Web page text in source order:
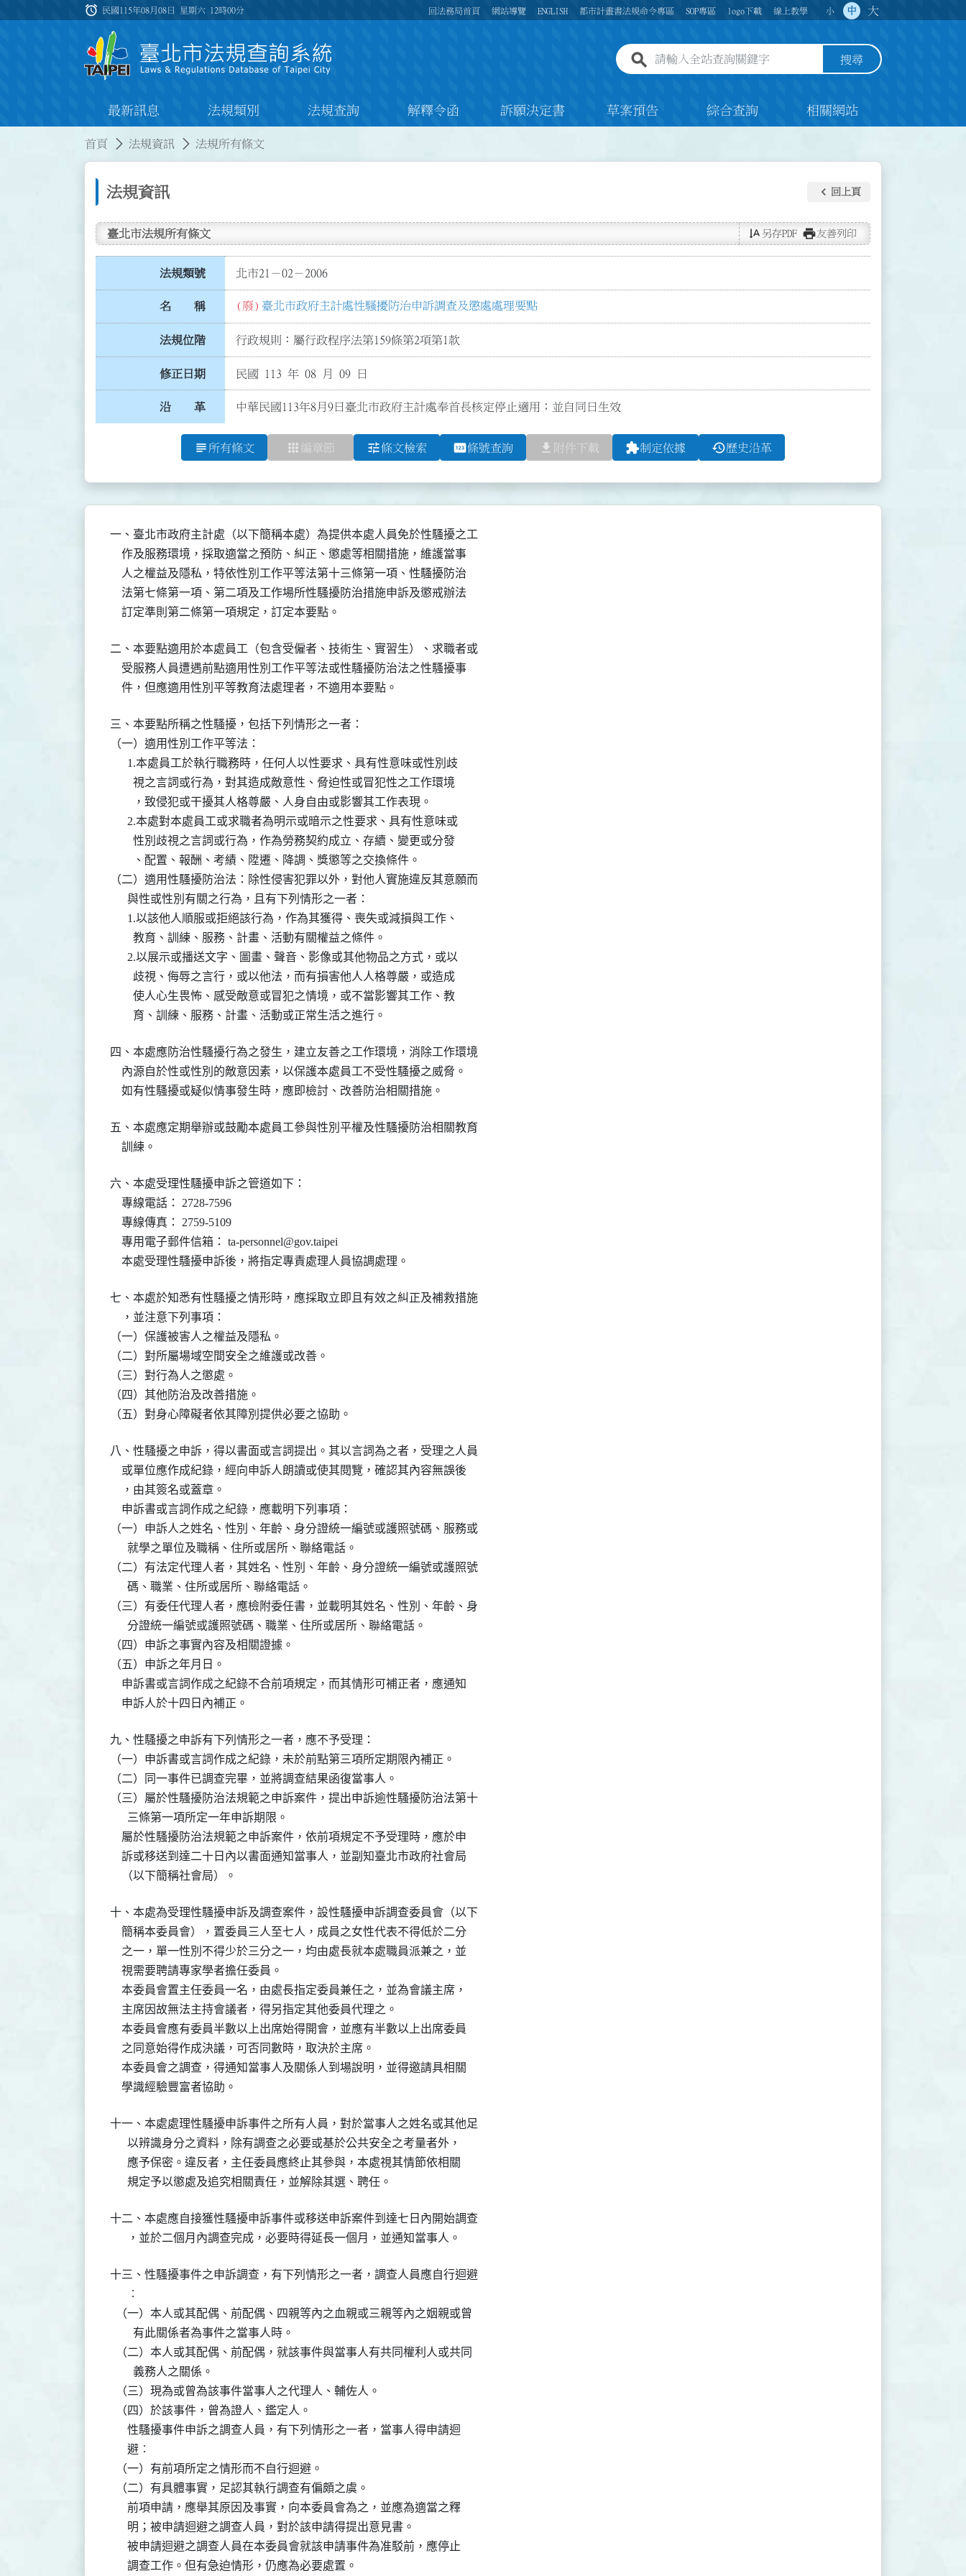
:::
alarm 民國115年08月08日 星期六 12時00分 回法務局首頁 網站導覽 ENGLISH 都市計畫書法規命令專區 SOP專區 logo下載 線上教學 小 中 大
全站查詢關鍵字欄位 搜尋
最新訊息 法規類別 法規查詢 解釋令函 訴願決定書 草案預告 綜合查詢 相關網站
首頁 法規資訊 法規所有條文
法規資訊 keyboard_arrow_left 回上頁
臺北市法規所有條文 text_rotate_vertical 另存PDF print友善列印
法規類號 北市21－02－2006
名 稱 (廢) 臺北市政府主計處性騷擾防治申訴調查及懲處處理要點
法規位階 行政規則：屬行政程序法第159條第2項第1款
修正日期 民國 113 年 08 月 09 日
沿 革 中華民國113年8月9日臺北市政府主計處奉首長核定停止適用；並自同日生效
subject 所有條文 apps 編章節 tune條文檢索 pin條號查詢 file_download 附件下載 extension制定依據 history歷史沿革
一、臺北市政府主計處（以下簡稱本處）為提供本處人員免於性騷擾之工
    作及服務環境，採取適當之預防、糾正、懲處等相關措施，維護當事
    人之權益及隱私，特依性別工作平等法第十三條第一項、性騷擾防治
    法第七條第一項、第二項及工作場所性騷擾防治措施申訴及懲戒辦法
    訂定準則第二條第一項規定，訂定本要點。
二、本要點適用於本處員工（包含受僱者、技術生、實習生）、求職者或
    受服務人員遭遇前點適用性別工作平等法或性騷擾防治法之性騷擾事
    件，但應適用性別平等教育法處理者，不適用本要點。
三、本要點所稱之性騷擾，包括下列情形之一者：
（一）適用性別工作平等法：
      1.本處員工於執行職務時，任何人以性要求、具有性意味或性別歧
        視之言詞或行為，對其造成敵意性、脅迫性或冒犯性之工作環境
        ，致侵犯或干擾其人格尊嚴、人身自由或影響其工作表現。
      2.本處對本處員工或求職者為明示或暗示之性要求、具有性意味或
        性別歧視之言詞或行為，作為勞務契約成立、存續、變更或分發
        、配置、報酬、考績、陞遷、降調、獎懲等之交換條件。
（二）適用性騷擾防治法：除性侵害犯罪以外，對他人實施違反其意願而
      與性或性別有關之行為，且有下列情形之一者：
      1.以該他人順服或拒絕該行為，作為其獲得、喪失或減損與工作、
        教育、訓練、服務、計畫、活動有關權益之條件。
      2.以展示或播送文字、圖畫、聲音、影像或其他物品之方式，或以
        歧視、侮辱之言行，或以他法，而有損害他人人格尊嚴，或造成
        使人心生畏怖、感受敵意或冒犯之情境，或不當影響其工作、教
        育、訓練、服務、計畫、活動或正常生活之進行。
四、本處應防治性騷擾行為之發生，建立友善之工作環境，消除工作環境
    內源自於性或性別的敵意因素，以保護本處員工不受性騷擾之威脅。
    如有性騷擾或疑似情事發生時，應即檢討、改善防治相關措施。
五、本處應定期舉辦或鼓勵本處員工參與性別平權及性騷擾防治相關教育
    訓練。
六、本處受理性騷擾申訴之管道如下：
    專線電話： 2728-7596
    專線傳真： 2759-5109
    專用電子郵件信箱： ta-personnel@gov.taipei
    本處受理性騷擾申訴後，將指定專責處理人員協調處理。
七、本處於知悉有性騷擾之情形時，應採取立即且有效之糾正及補救措施
    ，並注意下列事項：
（一）保護被害人之權益及隱私。
（二）對所屬場域空間安全之維護或改善。
（三）對行為人之懲處。
（四）其他防治及改善措施。
（五）對身心障礙者依其障別提供必要之協助。
八、性騷擾之申訴，得以書面或言詞提出。其以言詞為之者，受理之人員
    或單位應作成紀錄，經向申訴人朗讀或使其閱覽，確認其內容無誤後
    ，由其簽名或蓋章。
    申訴書或言詞作成之紀錄，應載明下列事項：
（一）申訴人之姓名、性別、年齡、身分證統一編號或護照號碼、服務或
      就學之單位及職稱、住所或居所、聯絡電話。
（二）有法定代理人者，其姓名、性別、年齡、身分證統一編號或護照號
      碼、職業、住所或居所、聯絡電話。
（三）有委任代理人者，應檢附委任書，並載明其姓名、性別、年齡、身
      分證統一編號或護照號碼、職業、住所或居所、聯絡電話。
（四）申訴之事實內容及相關證據。
（五）申訴之年月日。
    申訴書或言詞作成之紀錄不合前項規定，而其情形可補正者，應通知
    申訴人於十四日內補正。
九、性騷擾之申訴有下列情形之一者，應不予受理：
（一）申訴書或言詞作成之紀錄，未於前點第三項所定期限內補正。
（二）同一事件已調查完畢，並將調查結果函復當事人。
（三）屬於性騷擾防治法規範之申訴案件，提出申訴逾性騷擾防治法第十
      三條第一項所定一年申訴期限。
    屬於性騷擾防治法規範之申訴案件，依前項規定不予受理時，應於申
    訴或移送到達二十日內以書面通知當事人，並副知臺北市政府社會局
    （以下簡稱社會局）。
十、本處為受理性騷擾申訴及調查案件，設性騷擾申訴調查委員會（以下
    簡稱本委員會），置委員三人至七人，成員之女性代表不得低於二分
    之一，單一性別不得少於三分之一，均由處長就本處職員派兼之，並
    視需要聘請專家學者擔任委員。
    本委員會置主任委員一名，由處長指定委員兼任之，並為會議主席，
    主席因故無法主持會議者，得另指定其他委員代理之。
    本委員會應有委員半數以上出席始得開會，並應有半數以上出席委員
    之同意始得作成決議，可否同數時，取決於主席。
    本委員會之調查，得通知當事人及關係人到場說明，並得邀請具相關
    學識經驗豐富者協助。
十一、本處處理性騷擾申訴事件之所有人員，對於當事人之姓名或其他足
      以辨識身分之資料，除有調查之必要或基於公共安全之考量者外，
      應予保密。違反者，主任委員應終止其參與，本處視其情節依相關
      規定予以懲處及追究相關責任，並解除其選、聘任。
十二、本處應自接獲性騷擾申訴事件或移送申訴案件到達七日內開始調查
      ，並於二個月內調查完成，必要時得延長一個月，並通知當事人。
十三、性騷擾事件之申訴調查，有下列情形之一者，調查人員應自行迴避
      ︰
  （一）本人或其配偶、前配偶、四親等內之血親或三親等內之姻親或曾
        有此關係者為事件之當事人時。
  （二）本人或其配偶、前配偶，就該事件與當事人有共同權利人或共同
        義務人之關係。
  （三）現為或曾為該事件當事人之代理人、輔佐人。
  （四）於該事件，曾為證人、鑑定人。
      性騷擾事件申訴之調查人員，有下列情形之一者，當事人得申請迴
      避︰
  （一）有前項所定之情形而不自行迴避。
  （二）有具體事實，足認其執行調查有偏頗之虞。
      前項申請，應舉其原因及事實，向本委員會為之，並應為適當之釋
      明；被申請迴避之調查人員，對於該申請得提出意見書。
      被申請迴避之調查人員在本委員會就該申請事件為准駁前，應停止
      調查工作。但有急迫情形，仍應為必要處置。